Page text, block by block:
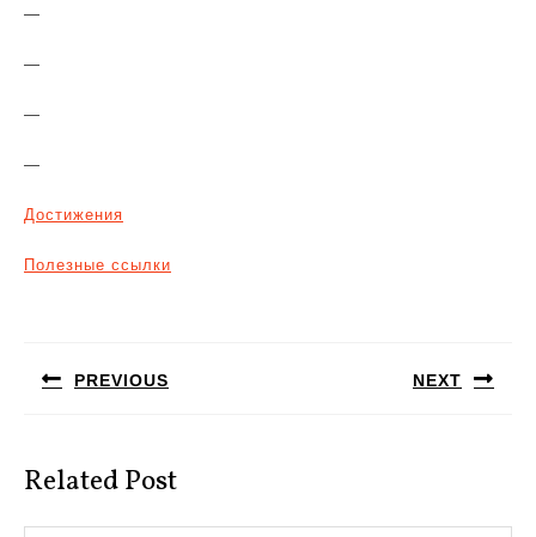
—
—
—
—
Достижения
Полезные ссылки
записям
PREVIOUS NEXT
Related Post